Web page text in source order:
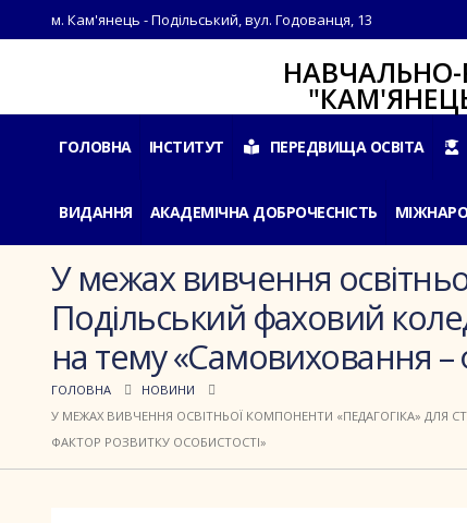
м. Кам'янець - Подільський, вул. Годованця, 13
НАВЧАЛЬНО-
"КАМ'ЯНЕЦЬ-
ГОЛОВНА ІНСТИТУТ ПЕРЕДВИЩА ОСВІТА
ВИДАННЯ АКАДЕМІЧНА ДОБРОЧЕСНІСТЬ
У межах вивчення
Подільський фаховий
на тему «Самовиховання –
ГОЛОВНА
НОВИНИ
У МЕЖАХ ВИВЧЕННЯ ОСВІТНЬОЇ КОМПОНЕНТИ «ПЕДАГОГІКА» ДЛЯ
ФАКТОР РОЗВИТКУ ОСОБИСТОСТІ»